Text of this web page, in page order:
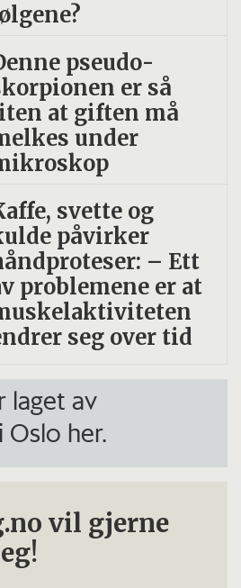
pseudo­
er så
at giften må
under
svette og
påvirker
– Ett
problemene er at
seg over tid
laget av
her.
vil gjerne